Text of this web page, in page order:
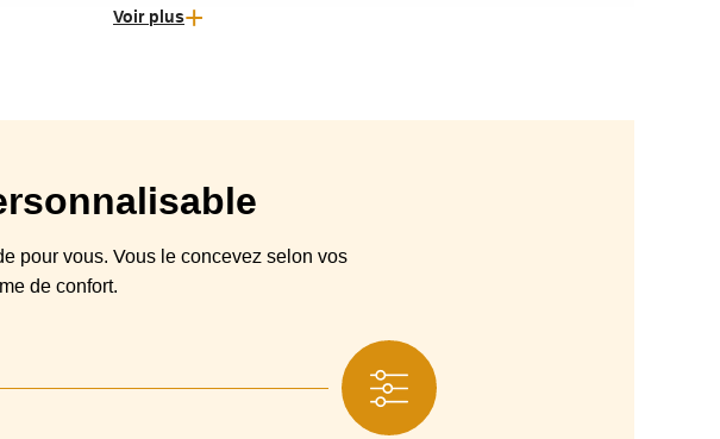
sangles élastiques entrecroisées tendues
dos, Dossier standard : remplissage flocons de mousse calibrés ou Dossier en
Voir plus
pour vous. Vous le concevez selon vos
de confort.